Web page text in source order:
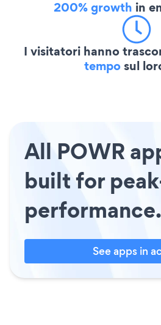
200% growth in
I visitatori hanno
temposul
All POWR
built for
performance.
See apps in